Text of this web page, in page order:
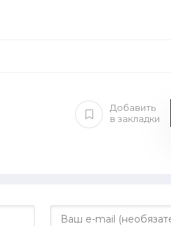
Добавить
в закладки